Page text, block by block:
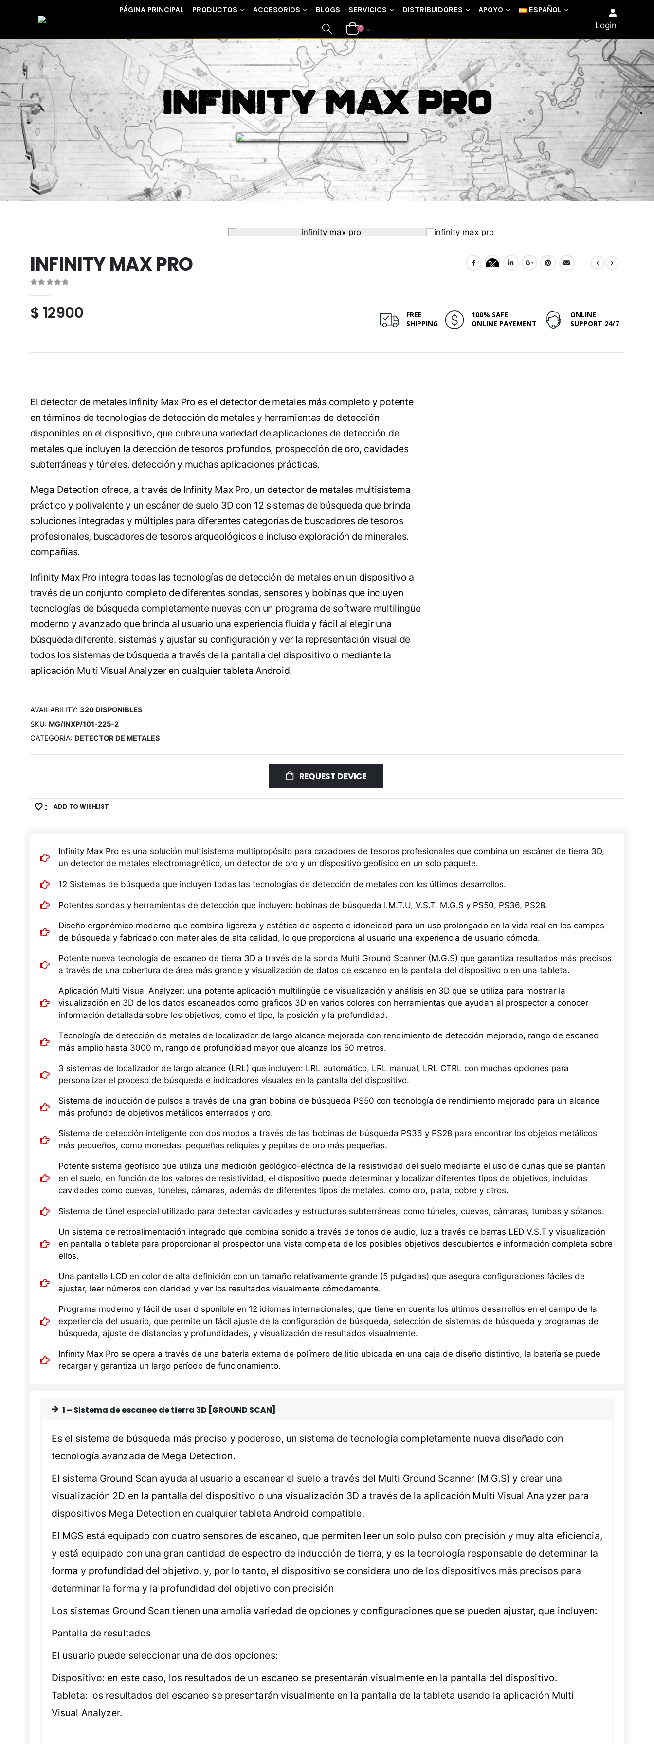
PÁGINA PRINCIPAL PRODUCTOS ACCESORIOS BLOGS SERVICIOS DISTRIBUIDORES APOYO ESPAÑOL
0 Login
Infinity Max Pro
INFINITY MAX PRO
$ 12900
FREE
SHIPPING
100% SAFE
ONLINE PAYEMENT
ONLINE
SUPPORT 24/7
El detector de metales Infinity Max Pro es el detector de metales más completo y potente
en términos de tecnologías de detección de metales y herramientas de detección
disponibles en el dispositivo, que cubre una variedad de aplicaciones de detección de
metales que incluyen la detección de tesoros profundos, prospección de oro, cavidades
subterráneas y túneles. detección y muchas aplicaciones prácticas.
Mega Detection ofrece, a través de Infinity Max Pro, un detector de metales multisistema
práctico y polivalente y un escáner de suelo 3D con 12 sistemas de búsqueda que brinda
soluciones integradas y múltiples para diferentes categorías de buscadores de tesoros
profesionales, buscadores de tesoros arqueológicos e incluso exploración de minerales.
compañías.
Infinity Max Pro integra todas las tecnologías de detección de metales en un dispositivo a
través de un conjunto completo de diferentes sondas, sensores y bobinas que incluyen
tecnologías de búsqueda completamente nuevas con un programa de software multilingüe
moderno y avanzado que brinda al usuario una experiencia fluida y fácil al elegir una
búsqueda diferente. sistemas y ajustar su configuración y ver la representación visual de
todos los sistemas de búsqueda a través de la pantalla del dispositivo o mediante la
aplicación Multi Visual Analyzer en cualquier tableta Android.
AVAILABILITY: 320 DISPONIBLES
SKU: MG/INXP/101-225-2
CATEGORÍA: DETECTOR DE METALES
REQUEST DEVICE
ADD TO WISHLIST
Infinity Max Pro es una solución multisistema multipropósito para cazadores de tesoros profesionales que combina un escáner de tierra 3D,
un detector de metales electromagnético, un detector de oro y un dispositivo geofísico en un solo paquete.
12 Sistemas de búsqueda que incluyen todas las tecnologías de detección de metales con los últimos desarrollos.
Potentes sondas y herramientas de detección que incluyen: bobinas de búsqueda I.M.T.U, V.S.T, M.G.S y PS50, PS36, PS28.
Diseño ergonómico moderno que combina ligereza y estética de aspecto e idoneidad para un uso prolongado en la vida real en los campos
de búsqueda y fabricado con materiales de alta calidad, lo que proporciona al usuario una experiencia de usuario cómoda.
Potente nueva tecnología de escaneo de tierra 3D a través de la sonda Multi Ground Scanner (M.G.S) que garantiza resultados más precisos
a través de una cobertura de área más grande y visualización de datos de escaneo en la pantalla del dispositivo o en una tableta.
Aplicación Multi Visual Analyzer: una potente aplicación multilingüe de visualización y análisis en 3D que se utiliza para mostrar la
visualización en 3D de los datos escaneados como gráficos 3D en varios colores con herramientas que ayudan al prospector a conocer
información detallada sobre los objetivos, como el tipo, la posición y la profundidad.
Tecnología de detección de metales de localizador de largo alcance mejorada con rendimiento de detección mejorado, rango de escaneo
más amplio hasta 3000 m, rango de profundidad mayor que alcanza los 50 metros.
3 sistemas de localizador de largo alcance (LRL) que incluyen: LRL automático, LRL manual, LRL CTRL con muchas opciones para
personalizar el proceso de búsqueda e indicadores visuales en la pantalla del dispositivo.
Sistema de inducción de pulsos a través de una gran bobina de búsqueda PS50 con tecnología de rendimiento mejorado para un alcance
más profundo de objetivos metálicos enterrados y oro.
Sistema de detección inteligente con dos modos a través de las bobinas de búsqueda PS36 y PS28 para encontrar los objetos metálicos
más pequeños, como monedas, pequeñas reliquias y pepitas de oro más pequeñas.
Potente sistema geofísico que utiliza una medición geológico-eléctrica de la resistividad del suelo mediante el uso de cuñas que se plantan
en el suelo, en función de los valores de resistividad, el dispositivo puede determinar y localizar diferentes tipos de objetivos, incluidas
cavidades como cuevas, túneles, cámaras, además de diferentes tipos de metales. como oro, plata, cobre y otros.
Sistema de túnel especial utilizado para detectar cavidades y estructuras subterráneas como túneles, cuevas, cámaras, tumbas y sótanos.
Un sistema de retroalimentación integrado que combina sonido a través de tonos de audio, luz a través de barras LED V.S.T y visualización
en pantalla o tableta para proporcionar al prospector una vista completa de los posibles objetivos descubiertos e información completa sobre
ellos.
Una pantalla LCD en color de alta definición con un tamaño relativamente grande (5 pulgadas) que asegura configuraciones fáciles de
ajustar, leer números con claridad y ver los resultados visualmente cómodamente.
Programa moderno y fácil de usar disponible en 12 idiomas internacionales, que tiene en cuenta los últimos desarrollos en el campo de la
experiencia del usuario, que permite un fácil ajuste de la configuración de búsqueda, selección de sistemas de búsqueda y programas de
búsqueda, ajuste de distancias y profundidades, y visualización de resultados visualmente.
Infinity Max Pro se opera a través de una batería externa de polímero de litio ubicada en una caja de diseño distintivo, la batería se puede
recargar y garantiza un largo período de funcionamiento.
1 – Sistema de escaneo de tierra 3D [GROUND SCAN]
Es el sistema de búsqueda más preciso y poderoso, un sistema de tecnología completamente nueva diseñado con
tecnología avanzada de Mega Detection.
El sistema Ground Scan ayuda al usuario a escanear el suelo a través del Multi Ground Scanner (M.G.S) y crear una
visualización 2D en la pantalla del dispositivo o una visualización 3D a través de la aplicación Multi Visual Analyzer para
dispositivos Mega Detection en cualquier tableta Android compatible.
El MGS está equipado con cuatro sensores de escaneo, que permiten leer un solo pulso con precisión y muy alta eficiencia,
y está equipado con una gran cantidad de espectro de inducción de tierra, y es la tecnología responsable de determinar la
forma y profundidad del objetivo. y, por lo tanto, el dispositivo se considera uno de los dispositivos más precisos para
determinar la forma y la profundidad del objetivo con precisión
Los sistemas Ground Scan tienen una amplia variedad de opciones y configuraciones que se pueden ajustar, que incluyen:
Pantalla de resultados
El usuario puede seleccionar una de dos opciones:
Dispositivo: en este caso, los resultados de un escaneo se presentarán visualmente en la pantalla del dispositivo.
Tableta: los resultados del escaneo se presentarán visualmente en la pantalla de la tableta usando la aplicación Multi
Visual Analyzer.